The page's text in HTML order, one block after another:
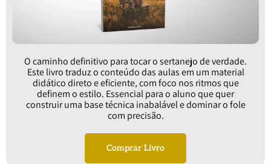
O caminho definitivo para tocar o sertanejo de verdade.
Este livro traduz o conteúdo das aulas em um material
didático direto e eficiente, com foco nos ritmos que
definem o estilo. Essencial para o aluno que quer
construir uma base técnica inabalável e dominar o fole
com precisão.
Comprar Livro